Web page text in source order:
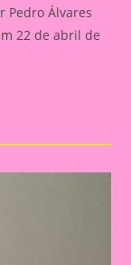
Pedro Álvares
22 de abril de